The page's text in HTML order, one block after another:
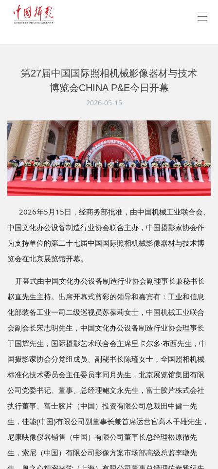
第27届中国国际照相机械影像器材与技术
博览会CHINA P&E今日开幕
2026-05-15
2026年5月15日，经商务部批准，由中国机械工业联合会、
中国文化办公设备制造行业协会联合主办，中国摄影家协会作
为支持单位的第二十七届中国国际照相机械影像器材与技术博
览会在北京展览馆开幕。
开幕式由中国文化办公设备制造行业协会副理事长兼秘书长
赵直先生主持。出席开幕式剪彩的领导和嘉宾有：工业和信息
化部装备工业一司二级巡视员苏葆莉女士，中国机械工业联合
会副会长宋志明先生，中国文化办公设备制造行业协会理事长
于国辉先生，国际摄影艺术联合会主席里卡尔多·布西先生，中
国摄影家协会分党组成员、副秘书长陈瑾女士，全国照相机械
标准化技术委员会主任委员李同月先生，北京展览馆集团有限
公司党委书记、董事、总经理鲍文永先生，富士胶片株式会社
执行董事、富士胶片（中国）投资有限公司总裁田中健一先
生，佳能(中国)有限公司副董事长兼首席运营官高木干雄先生，
尼康映像仪器销售（中国）有限公司董事长总经理松原徹先
生，索尼（中国）有限公司影像方案市场部高级总监李暾先